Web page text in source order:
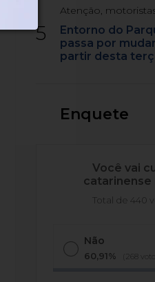
5
Atenção,
Entorno do
passa por
partir desta
Enquete
Você vai
catarinense
Total de 440
Não
60,91% (268